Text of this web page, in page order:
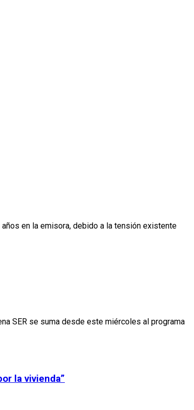
en la emisora, debido a la tensión existente
SER se suma desde este miércoles al programa
la vivienda”